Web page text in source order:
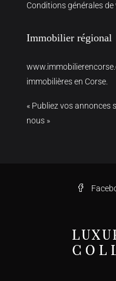
Conditions générales de
Immobilier régional
immobilières en Corse.
« Publiez vos annonces
nous »